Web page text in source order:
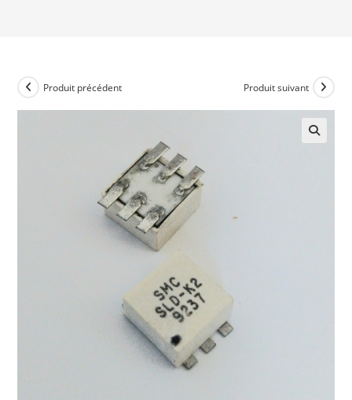
Produit précédent Produit suivant